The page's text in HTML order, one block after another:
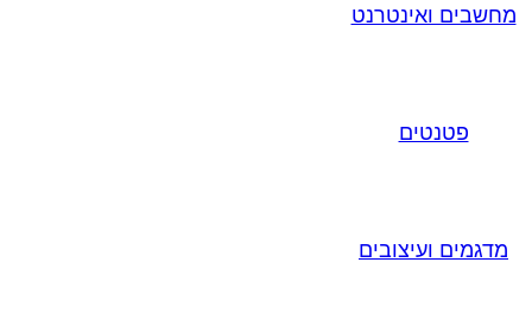
מחשבים ואינטרנט
פטנטים
מדגמים ועיצובים